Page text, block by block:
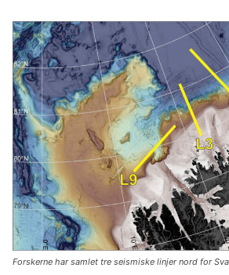
Forskerne har samlet tre seismiske linjer nord for